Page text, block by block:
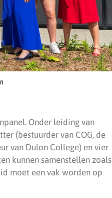
Onder leiding van
(bestuurder van COG, de
van Dulon College) en vier
kunnen samenstellen zoals
moet een vak worden op